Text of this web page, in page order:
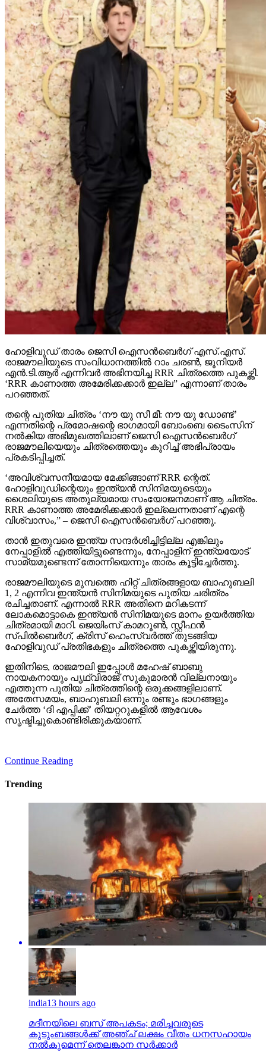
ഹോളിവുഡ് താരം ജെസി ഐസന്‍ബെര്‍ഗ് എസ്.എസ്.
രാജമൗലിയുടെ സംവിധാനത്തില്‍ റാം ചരണ്‍, ജൂനിയര്‍
എന്‍.ടി.ആര്‍ എന്നിവര്‍ അഭിനയിച്ച RRR ചിത്രത്തെ പുകഴ്ത്തി.
‘RRR കാണാത്ത അമേരിക്കക്കാര്‍ ഇല്ല” എന്നാണ് താരം
പറഞ്ഞത്.
തന്റെ പുതിയ ചിത്രം ‘നൗ യു സീ മീ: നൗ യു ഡോണ്ട്’
എന്നതിന്റെ പ്രമോഷന്റെ ഭാഗമായി ബോംബെ ടൈംസിന്
നല്‍കിയ അഭിമുഖത്തിലാണ് ജെസി ഐസന്‍ബെര്‍ഗ്
രാജമൗലിയെയും ചിത്രത്തെയും കുറിച്ച് അഭിപ്രായം
പ്രകടിപ്പിച്ചത്.
‘അവിശ്വസനീയമായ മേക്കിങ്ങാണ് RRR ന്റെത്.
ഹോളിവുഡിന്റെയും ഇന്ത്യന്‍ സിനിമയുടെയും
ശൈലിയുടെ അതുല്യമായ സംയോജനമാണ് ആ ചിത്രം.
RRR കാണാത്ത അമേരിക്കക്കാര്‍ ഇല്ലെന്നതാണ് എന്റെ
വിശ്വാസം,” – ജെസി ഐസന്‍ബെര്‍ഗ് പറഞ്ഞു.
താന്‍ ഇതുവരെ ഇന്ത്യ സന്ദര്‍ശിച്ചിട്ടില്ല എങ്കിലും
നേപ്പാളില്‍ എത്തിയിട്ടുണ്ടെന്നും, നേപ്പാളിന് ഇന്ത്യയോട്
സാമ്യമുണ്ടെന്ന് തോന്നിയെന്നും താരം കൂട്ടിച്ചേര്‍ത്തു.
രാജമൗലിയുടെ മുമ്പത്തെ ഹിറ്റ് ചിത്രങ്ങളായ ബാഹുബലി
1, 2 എന്നിവ ഇന്ത്യന്‍ സിനിമയുടെ പുതിയ ചരിത്രം
രചിച്ചതാണ്. എന്നാല്‍ RRR അതിനെ മറികടന്ന്
ലോകമൊട്ടാകെ ഇന്ത്യന്‍ സിനിമയുടെ മാനം ഉയര്‍ത്തിയ
ചിത്രമായി മാറി. ജെയിംസ് കാമറൂണ്‍, സ്റ്റീഫന്‍
സ്പില്‍ബെര്‍ഗ്, ക്രിസ് ഹെംസ്വര്‍ത്ത് തുടങ്ങിയ
ഹോളിവുഡ് പ്രതിഭകളും ചിത്രത്തെ പുകഴ്ത്തിയിരുന്നു.
ഇതിനിടെ, രാജമൗലി ഇപ്പോള്‍ മഹേഷ് ബാബു
നായകനായും പൃഥ്വിരാജ് സുകുമാരന്‍ വില്ലനായും
എത്തുന്ന പുതിയ ചിത്രത്തിന്റെ ഒരുക്കങ്ങളിലാണ്.
അതേസമയം, ബാഹുബലി ഒന്നും രണ്ടും ഭാഗങ്ങളും
ചേര്‍ത്ത ‘ദി എപ്പിക്ക്’ തിയറ്ററുകളില്‍ ആവേശം
സൃഷ്ടിച്ചുകൊണ്ടിരിക്കുകയാണ്.
Continue Reading
Trending
india13 hours ago
മദീനയിലെ ബസ് അപകടം; മരിച്ചവരുടെ
കുടുംബങ്ങള്‍ക്ക് അഞ്ച് ലക്ഷം വീതം ധനസഹായം
നല്‍കുമെന്ന് തെലങ്കാന സര്‍ക്കാര്‍